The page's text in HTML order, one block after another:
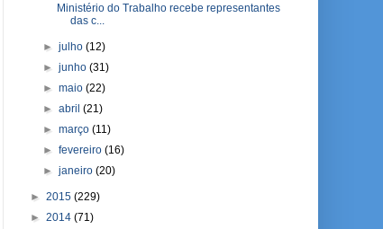
Ministério do Trabalho recebe representantes
das c...
►julho(12)
►junho(31)
►maio(22)
►abril(21)
►março(11)
►fevereiro(16)
►janeiro(20)
► 2015 (229)
► 2014 (71)